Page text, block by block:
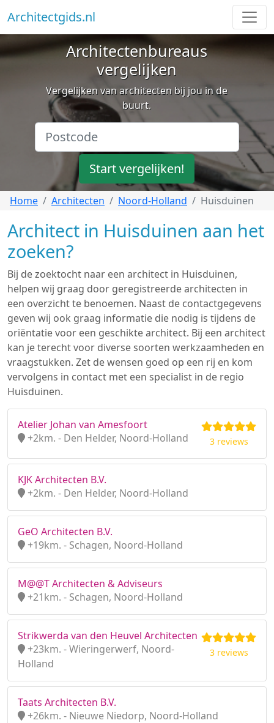
Architectgids.nl
Architectenbureaus
vergelijken
Vergelijken van architecten bij jou in de
buurt.
Start vergelijken!
Home Architecten Noord-Holland Huisduinen
Architect in Huisduinen aan het
zoeken?
Bij de zoektocht naar een architect in Huisduinen,
helpen wij graag door geregistreerde architecten in
een overzicht te benoemen. Naast de contactgegevens
geven wij ook graag informatie die nodig is tijdens de
oriëntatie voor een geschikte architect. Bij een architect
kan je terecht voor diverse soorten werkzaamheden en
vraagstukken. Zet de wensen goed op een rij en kom
vervolgens in contact met een specialist in de regio
Huisduinen.
Atelier Johan van Amesfoort
+2km. - Den Helder, Noord-Holland
3 reviews
KJK Architecten B.V.
+2km. - Den Helder, Noord-Holland
GeO Architecten B.V.
+19km. - Schagen, Noord-Holland
M@@T Architecten & Adviseurs
+21km. - Schagen, Noord-Holland
Strikwerda van den Heuvel Architecten
+23km. - Wieringerwerf, Noord-
Holland
3 reviews
Taats Architecten B.V.
+26km. - Nieuwe Niedorp, Noord-Holland